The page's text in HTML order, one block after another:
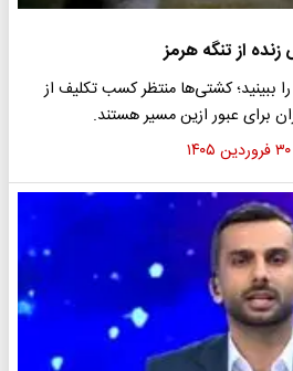
از تنگه هرمز
ببینید؛ کشتی‌ها منتظر کسب تکلیف از
برای عبور ازین مسیر هستند.
۳۰ فروردین ۱۴۰۵